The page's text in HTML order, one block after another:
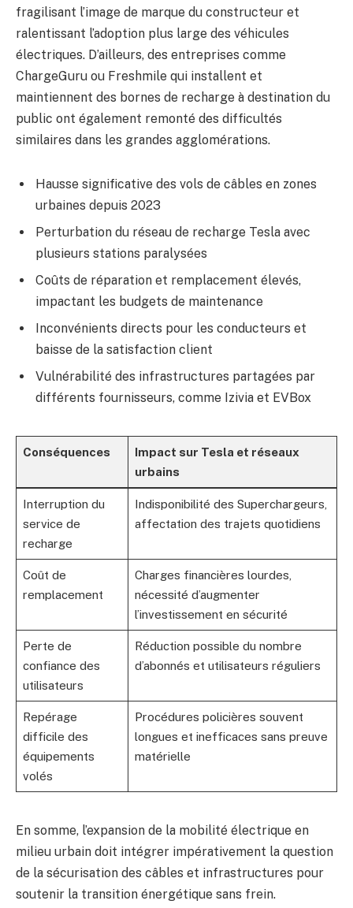
fragilisant l’image de marque du constructeur et
ralentissant l’adoption plus large des véhicules
électriques. D’ailleurs, des entreprises comme
ChargeGuru ou Freshmile qui installent et
maintiennent des bornes de recharge à destination du
public ont également remonté des difficultés
similaires dans les grandes agglomérations.
Hausse significative des vols de câbles en zones
urbaines depuis 2023
Perturbation du réseau de recharge Tesla avec
plusieurs stations paralysées
Coûts de réparation et remplacement élevés,
impactant les budgets de maintenance
Inconvénients directs pour les conducteurs et
baisse de la satisfaction client
Vulnérabilité des infrastructures partagées par
différents fournisseurs, comme Izivia et EVBox
Conséquences
Impact sur Tesla et réseaux
urbains
Interruption du
service de
recharge
Indisponibilité des Superchargeurs,
affectation des trajets quotidiens
Coût de
remplacement
Charges financières lourdes,
nécessité d’augmenter
l’investissement en sécurité
Perte de
confiance des
utilisateurs
Réduction possible du nombre
d’abonnés et utilisateurs réguliers
Repérage
difficile des
équipements
volés
Procédures policières souvent
longues et inefficaces sans preuve
matérielle
En somme, l’expansion de la mobilité électrique en
milieu urbain doit intégrer impérativement la question
de la sécurisation des câbles et infrastructures pour
soutenir la transition énergétique sans frein.